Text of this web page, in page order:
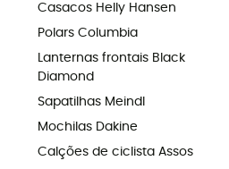
Casacos Helly Hansen
Polars Columbia
Lanternas frontais Black
Diamond
Sapatilhas Meindl
Mochilas Dakine
Calções de ciclista Assos